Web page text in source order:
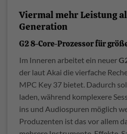
Viermal mehr Leistung
Generation
G2 8-Core-Prozessor für
Im Inneren arbeitet ein neuer
der laut Akai die vierfache
MPC Key 37 bietet. Dadurch
laden, während komplexere
ins und Audiospuren möglich
Produzenten ist das vor allem